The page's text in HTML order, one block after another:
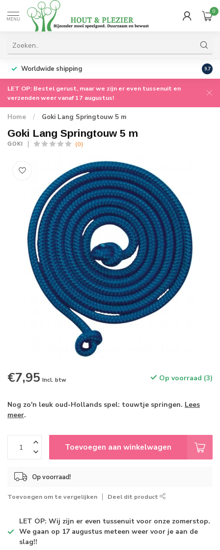
MENU
0
Worldwide shipping 9.7
LET OP: Bestel gerust, maar we zijn er even tussenuit en
verzenden weer vanaf 17 augustus!
Home / Goki Lang Springtouw 5 m
Goki Lang Springtouw 5 m
GOKI (0)
€7,95 Incl. btw Op voorraad (3)
Nog zo'n leuk oud-Hollands spel: touwtje springen. Lees
meer.
Toevoegen aan winkelwagen
Op voorraad!
Toevoegen om te vergelijken Deel dit product
LET OP: Wij zijn er even tussenuit voor onze zomerstop.
We gaan op 17 augustus meteen weer voor je aan de
slag!!